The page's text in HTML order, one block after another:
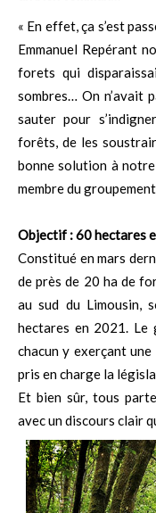
« En effet, ça s’est
Emmanuel Repérant
forets qui
sombres… On n’avait
sauter pour
forêts, de les
bonne solution à
membre du
Objectif : 60 hectares
Constitué en mars
de près de 20 ha de
au sud du Limousin,
hectares en 2021. Le
chacun y exerçant
pris en charge la
Et bien sûr, tous
avec un discours clair